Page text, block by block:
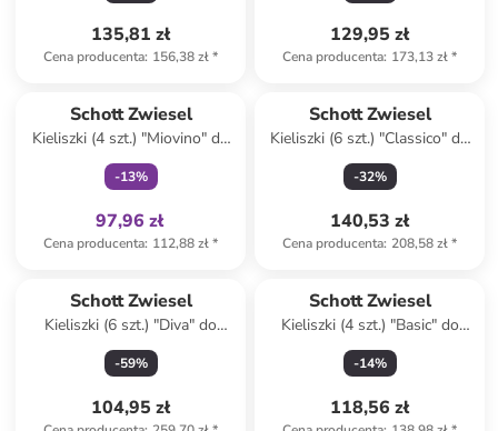
135,81 zł
Cena producenta: 156,38 zł*
129,95 zł
Cena producenta: 173,13 zł*
Schott Zwiesel
Kieliszki (4 szt.) "Miovino" do
szampana - 260 ml
-13%
97,96 zł
Cena producenta: 112,88 zł*
Schott Zwiesel
Kieliszki (6 szt.) "Classico" do
czerwonego wina - 312 ml
-32%
140,53 zł
Cena producenta: 208,58 zł*
Schott Zwiesel
Kieliszki (6 szt.) "Diva" do
czerwonego wina - 839 ml
-59%
104,95 zł
Schott Zwiesel
Kieliszki (4 szt.) "Basic" do
piwa - 380 ml
-14%
118,56 zł